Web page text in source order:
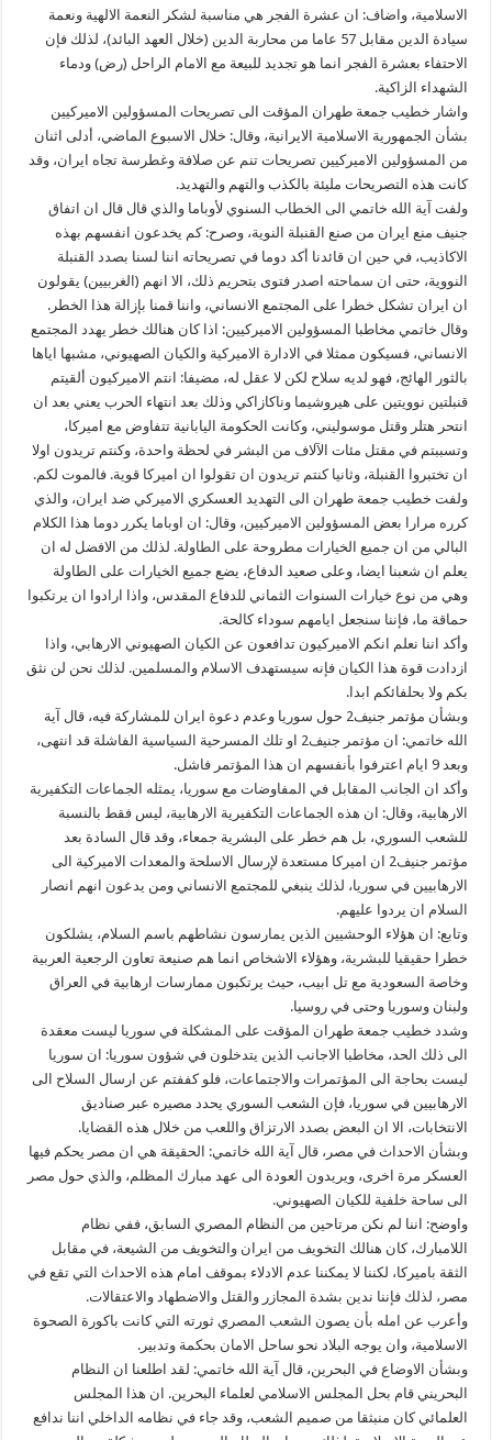
الاسلامية، واضاف: ان عشرة الفجر هي مناسبة لشكر النعمة الالهية ونعمة
سيادة الدين مقابل 57 عاما من محاربة الدين (خلال العهد البائد)، لذلك فإن
الاحتفاء بعشرة الفجر انما هو تجديد للبيعة مع الامام الراحل (رض) ودماء
الشهداء الزاكية.
واشار خطيب جمعة طهران المؤقت الى تصريحات المسؤولين الاميركيين
بشأن الجمهورية الاسلامية الايرانية، وقال: خلال الاسبوع الماضي، أدلى اثنان
من المسؤولين الاميركيين تصريحات تنم عن صلافة وغطرسة تجاه ايران، وقد
كانت هذه التصريحات مليئة بالكذب والتهم والتهديد.
ولفت آية الله خاتمي الى الخطاب السنوي لأوباما والذي قال قال ان اتفاق
جنيف منع ايران من صنع القنبلة النوية، وصرح: كم يخدعون انفسهم بهذه
الاكاذيب، في حين ان قائدنا أكد دوما في تصريحاته اننا لسنا بصدد القنبلة
النووية، حتى ان سماحته اصدر فتوى بتحريم ذلك، الا انهم (الغربيين) يقولون
ان ايران تشكل خطرا على المجتمع الانساني، واننا قمنا بإزالة هذا الخطر.
وقال خاتمي مخاطبا المسؤولين الاميركيين: اذا كان هنالك خطر يهدد المجتمع
الانساني، فسيكون ممثلا في الادارة الاميركية والكيان الصهيوني، مشبها اياها
بالثور الهائج، فهو لديه سلاح لكن لا عقل له، مضيفا: انتم الاميركيون ألقيتم
قنبلتين نوويتين على هيروشيما وناكازاكي وذلك بعد انتهاء الحرب يعني بعد ان
انتحر هتلر وقتل موسوليني، وكانت الحكومة اليابانية تتفاوض مع اميركا،
وتسببتم في مقتل مئات الآلاف من البشر في لحظة واحدة، وكنتم تريدون اولا
ان تختبروا القنبلة، وثانيا كنتم تريدون ان تقولوا ان اميركا قوية. فالموت لكم.
ولفت خطيب جمعة طهران الى التهديد العسكري الاميركي ضد ايران، والذي
كرره مرارا بعض المسؤولين الاميركيين، وقال: ان اوباما يكرر دوما هذا الكلام
البالي من ان جميع الخيارات مطروحة على الطاولة. لذلك من الافضل له ان
يعلم ان شعبنا ايضا، وعلى صعيد الدفاع، يضع جميع الخيارات على الطاولة
وهي من نوع خيارات السنوات الثماني للدفاع المقدس، واذا ارادوا ان يرتكبوا
حماقة ما، فإننا سنجعل ايامهم سوداء كالحة.
وأكد اننا نعلم انكم الاميركيون تدافعون عن الكيان الصهيوني الارهابي، واذا
ازدادت قوة هذا الكيان فإنه سيستهدف الاسلام والمسلمين. لذلك نحن لن نثق
بكم ولا بحلفائكم ابدا.
وبشأن مؤتمر جنيف2 حول سوريا وعدم دعوة ايران للمشاركة فيه، قال آية
الله خاتمي: ان مؤتمر جنيف2 او تلك المسرحية السياسية الفاشلة قد انتهى،
وبعد 9 ايام اعترفوا بأنفسهم ان هذا المؤتمر فاشل.
وأكد ان الجانب المقابل في المفاوضات مع سوريا، يمثله الجماعات التكفيرية
الارهابية، وقال: ان هذه الجماعات التكفيرية الارهابية، ليس فقط بالنسبة
للشعب السوري، بل هم خطر على البشرية جمعاء، وقد قال السادة بعد
مؤتمر جنيف2 ان اميركا مستعدة لإرسال الاسلحة والمعدات الاميركية الى
الارهابيين في سوريا، لذلك ينبغي للمجتمع الانساني ومن يدعون انهم انصار
السلام ان يردوا عليهم.
وتابع: ان هؤلاء الوحشيين الذين يمارسون نشاطهم باسم السلام، يشلكون
خطرا حقيقيا للبشرية، وهؤلاء الاشخاص انما هم صنيعة تعاون الرجعية العربية
وخاصة السعودية مع تل ابيب، حيث يرتكبون ممارسات ارهابية في العراق
ولبنان وسوريا وحتى في روسيا.
وشدد خطيب جمعة طهران المؤقت على المشكلة في سوريا ليست معقدة
الى ذلك الحد، مخاطبا الاجانب الذين يتدخلون في شؤون سوريا: ان سوريا
ليست بحاجة الى المؤتمرات والاجتماعات، فلو كففتم عن ارسال السلاح الى
الارهابيين في سوريا، فإن الشعب السوري يحدد مصيره عبر صناديق
الانتخابات، الا ان البعض بصدد الارتزاق واللعب من خلال هذه القضايا.
وبشأن الاحداث في مصر، قال آية الله خاتمي: الحقيقة هي ان مصر يحكم فيها
العسكر مرة اخرى، ويريدون العودة الى عهد مبارك المظلم، والذي حول مصر
الى ساحة خلفية للكيان الصهيوني.
واوضح: اننا لم نكن مرتاحين من النظام المصري السابق، ففي نظام
اللامبارك، كان هنالك التخويف من ايران والتخويف من الشيعة، في مقابل
الثقة باميركا، لكننا لا يمكننا عدم الادلاء بموقف امام هذه الاحداث التي تقع في
مصر، لذلك فإننا ندين بشدة المجازر والقتل والاضطهاد والاعتقالات.
وأعرب عن امله بأن يصون الشعب المصري ثورته التي كانت باكورة الصحوة
الاسلامية، وان يوجه البلاد نحو ساحل الامان بحكمة وتدبير.
وبشأن الاوضاع في البحرين، قال آية الله خاتمي: لقد اطلعنا ان النظام
البحريني قام بحل المجلس الاسلامي لعلماء البحرين. ان هذا المجلس
العلمائي كان منبثقا من صميم الشعب، وقد جاء في نظامه الداخلي اننا ندافع